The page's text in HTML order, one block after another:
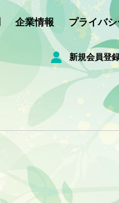
企業情報 プライバ
新規会員登